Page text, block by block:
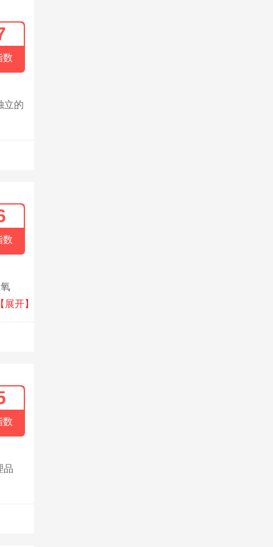
数
立的
数
较
【展开】
数
品